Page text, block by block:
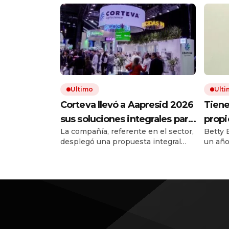
Ultimo
Corteva llevó a Aapresid 2026
sus soluciones integrales para
la protección de cultivos
La compañía, referente en el sector,
desplegó una propuesta integral
últimas novedades, como Gallery™ y
Betty
un
hecho